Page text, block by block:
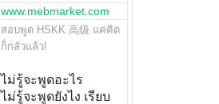
www.mebmarket.com
สอบพูด HSKK 高级 แค่คิด
ก็กลัวแล้ว!
ไม่รู้จะพูดอะไร
ไม่รู้จะพูดยังไง เรียบ